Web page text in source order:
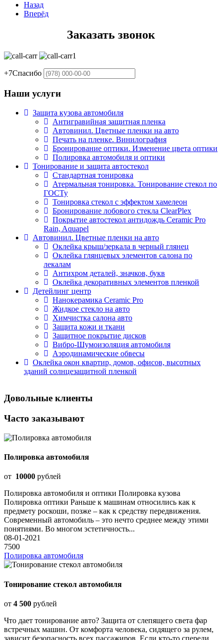
Назад
Вперёд
Заказать звонок
+7Спасибо
Наши услуги
Защита кузова автомобиля
Антигравийная защитная пленка
Автовинил. Цветные пленки на авто
Печать на пленке. Винилография
Бронирование оптики. Изменение цвета оптики
Полировка автомобиля и оптики
Тонирование и защита автостекол
Стандартная тонировка
Атермальная тонировка. Тонирование стекол по
ГОСТу
Тонировка стекол с эффектом хамелеон
Бронирование лобового стекла ClearPlex
Покрытие автостекол антидождь Ceramic Pro
Rain, Aquapel
Автовинил. Цветные пленки на авто
Оклейка крыш/зеркала в черный глянец
Оклейка глянцевых элементов салона по
лекалам
Антихром деталей, значков, букв
Оклейка декоративных элементов пленкой
Детейлинг центр
Нанокерамика Ceramic Pro
Жидкое стекло на авто
Химчистка салона авто
Защита кожи и ткани
Защитное покрытие дисков
Вибро-Шумоизоляция автомобиля
Аэродинамические обвесы
Оклейка окон квартир, домов, офисов, высотных
зданий солнцезащитной пленкой
Довольные клиенты
Часто заказывают
Полировка автомобиля
от 10000 рублей
Полировка автомобиля и оптики Полировка кузова
Полировка оптики Раньше к машинам относились как к
предмету роскоши, позже – как к средству передвижения.
Современный автомобиль – это нечто среднее между этими
понятиями. Во многом эстетичность...
08-01-2021
7500
Полировка автомобиля
Тонирование стекол автомобиля
от 4 500 рублей
Что дает тонирование авто? Защита от слепящего света фар
встречных машин. От комфорта человека, сидящего за рулем,
зависит безопасность всех пассажиров. Если кто-то спереди